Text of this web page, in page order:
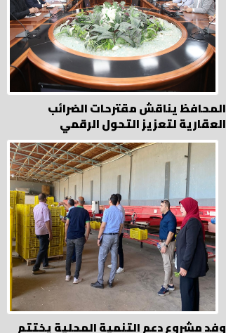
المحافظ يناقش مقترحات الضرائب
العقارية لتعزيز التحول الرقمي
وفد مشروع دعم التنمية المحلية يختتم